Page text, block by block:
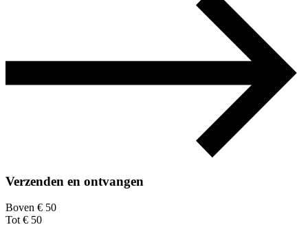
Verzenden en ontvangen
Boven € 50
Tot € 50